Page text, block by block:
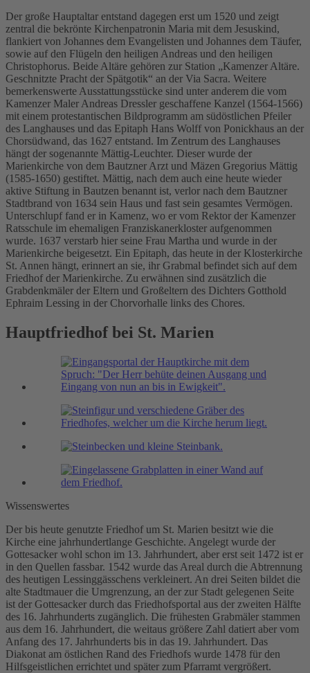
Der große Hauptaltar entstand dagegen erst um 1520 und zeigt
zentral die bekrönte Kirchenpatronin Maria mit dem Jesuskind,
flankiert von Johannes dem Evangelisten und Johannes dem Täufer,
sowie auf den Flügeln den heiligen Andreas und den heiligen
Christophorus. Beide Altäre gehören zur Station „Kamenzer Altäre.
Geschnitzte Pracht der Spätgotik“ an der Via Sacra. Weitere
bemerkenswerte Ausstattungsstücke sind unter anderem die vom
Kamenzer Maler Andreas Dressler geschaffene Kanzel (1564-1566)
mit einem protestantischen Bildprogramm am südöstlichen Pfeiler
des Langhauses und das Epitaph Hans Wolff von Ponickhaus an der
Chorsüdwand, das 1627 entstand. Im Zentrum des Langhauses
hängt der sogenannte Mättig-Leuchter. Dieser wurde der
Marienkirche von dem Bautzner Arzt und Mäzen Gregorius Mättig
(1585-1650) gestiftet. Mättig, nach dem auch eine heute wieder
aktive Stiftung in Bautzen benannt ist, verlor nach dem Bautzner
Stadtbrand von 1634 sein Haus und fast sein gesamtes Vermögen.
Unterschlupf fand er in Kamenz, wo er vom Rektor der Kamenzer
Ratsschule im ehemaligen Franziskanerkloster aufgenommen
wurde. 1637 verstarb hier seine Frau Martha und wurde in der
Marienkirche beigesetzt. Ein Epitaph, das heute in der Klosterkirche
St. Annen hängt, erinnert an sie, ihr Grabmal befindet sich auf dem
Friedhof der Marienkirche. Zu erwähnen sind zusätzlich die
Grabdenkmäler der Eltern und Großeltern des Dichters Gotthold
Ephraim Lessing in der Chorvorhalle links des Chores.
Hauptfriedhof bei St. Marien
Wissenswertes
Der bis heute genutzte Friedhof um St. Marien besitzt wie die
Kirche eine jahrhundertlange Geschichte. Angelegt wurde der
Gottesacker wohl schon im 13. Jahrhundert, aber erst seit 1472 ist er
in den Quellen fassbar. 1542 wurde das Areal durch die Abtrennung
des heutigen Lessinggässchens verkleinert. An drei Seiten bildet die
alte Stadtmauer die Umgrenzung, an der zur Stadt gelegenen Seite
ist der Gottesacker durch das Friedhofsportal aus der zweiten Hälfte
des 16. Jahrhunderts zugänglich. Die frühesten Grabmäler stammen
aus dem 16. Jahrhundert, die weitaus größere Zahl datiert aber vom
Anfang des 17. Jahrhunderts bis in das 19. Jahrhundert. Das
Diakonat am östlichen Rand des Friedhofs wurde 1478 für den
Hilfsgeistlichen errichtet und später zum Pfarramt vergrößert.